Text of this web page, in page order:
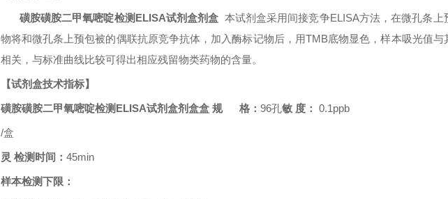
磺胺磺胺二甲氧嘧啶检测 ELISA试剂盒剂盒 本试剂盒采用间接竞争ELISA方法，在微孔条上
物将和微孔条上预包被的偶联抗原竞争抗体，加入酶标记物后，用TMB底物显色，样本吸光值
相关，与标准曲线比较可得出相应残留物类药物的含量。
【试剂盒技术指标】
磺胺磺胺二甲氧嘧啶检测 ELISA试剂盒剂盒盒规 格： 96孔敏度： 0.1ppb
/盒
灵 检测时间： 45min
样本检测下限：